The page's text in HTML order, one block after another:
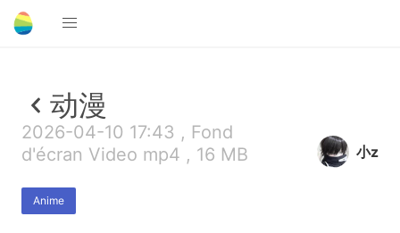
动漫
2026-04-10 17:43 , Fond
d'écran Video mp4 , 16 MB
Anime
小z